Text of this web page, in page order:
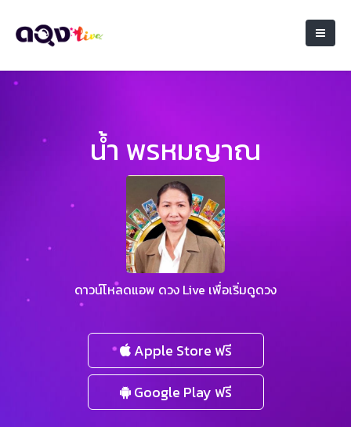
น้ำ พรหมญาณ
ดาวน์โหลดแอพ ดวง Live เพื่อเริ่มดูดวง
Apple Store ฟรี
Google Play ฟรี